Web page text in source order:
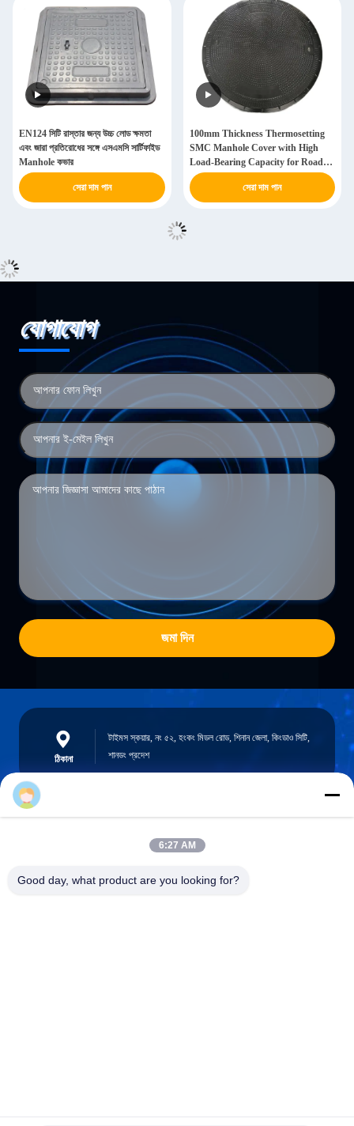
EN124 সিটি রাস্তার জন্য উচ্চ লোড ক্ষমতা
এবং জারা প্রতিরোধের সঙ্গে এসএমসি সার্টিফাইড
Manhole কভার
সেরা দাম পান
100mm Thickness Thermosetting
SMC Manhole Cover with High
Load-Bearing Capacity for Road
Construction
সেরা দাম পান
যোগাযোগ
জমা দিন
ঠিকানা
টাইমস স্কয়ার, নং ৫২, হংকং মিডল রোড, শিনান জেলা, কিংডাও সিটি,
শানডং প্রদেশ
robert@ailitecover.com
6:27 AM
Good day, what product are you looking for?